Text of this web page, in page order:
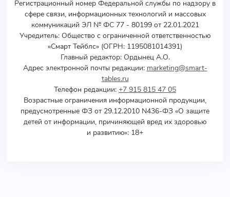
Регистрационный номер Федеральной службы по надзору в
сфере связи, информационных технологий и массовых
коммуникаций ЭЛ № ФС 77 - 80199 от 22.01.2021
Учредитель: Общество с ограниченной ответственностью
«Смарт Тейблс» (ОГРН: 1195081014391)
Главный редактор: Ордынец А.О.
Адрес электронной почты редакции: marketing@smart-
tables.ru
Телефон редакции: +7 915 815 47 05
Возрастные ограничения информационной продукции,
предусмотренные ФЗ от 29.12.2010 N436-ФЗ «О защите
детей от информации, причиняющей вред их здоровью
и развитию»: 18+